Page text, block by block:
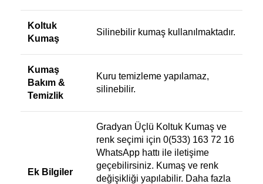
Koltuk
Kumaş
Silinebilir kumaş kullanılmaktadır.
Kumaş
Bakım &
Temizlik
Kuru temizleme yapılamaz,
silinebilir.
Ek Bilgiler
Gradyan Üçlü Koltuk Kumaş ve
renk seçimi için 0(533) 163 72 16
WhatsApp hattı ile iletişime
geçebilirsiniz. Kumaş ve renk
değişikliği yapılabilir. Daha fazla